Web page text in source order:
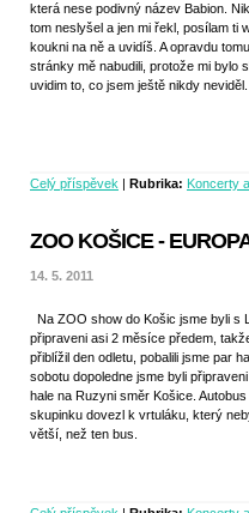
která nese podivný název Babion.
tom neslyšel a jen mi řekl, posílam ti
koukni na ně a uvidíš. A opravdu
stránky mě nabudili, protože mi bylo
uvidim to, co jsem ještě nikdy neviděl.
Celý příspěvek | Rubrika: Koncerty
ZOO KOŠICE -
14. 5. 2011
Na ZOO show do Košic jsme byli s
připraveni asi 2 měsíce předem,
přiblížil den odletu, pobalili jsme par
sobotu dopoledne jsme byli
hale na Ruzyni směr Košice. Autobus
skupinku dovezl k vrtuláku, který
větší, než ten bus.